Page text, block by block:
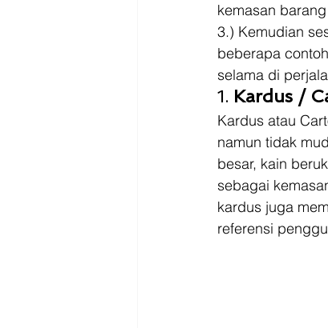
kemasan
3.) Kemudian
beberapa
selama di
1. Kardus /
Kardus atau
namun tidak
besar, kain
sebagai
kardus juga
referensi